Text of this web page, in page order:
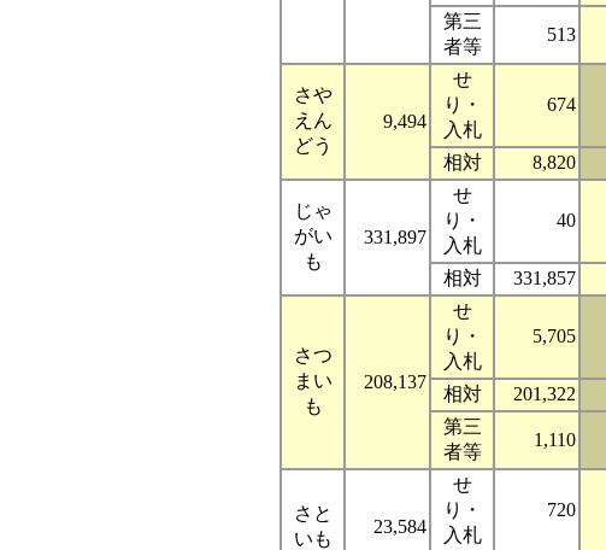
第三
者等
513
さや
えん
どう
9,494
せ
り・
入札
674
相対 8,820
じゃ
がい
も
331,897
せ
り・
入札
40
相対 331,857
さつ
まい
も
208,137
せ
り・
入札
5,705
相対 201,322
第三
者等
1,110
さと
いも
23,584
せ
り・
入札
720